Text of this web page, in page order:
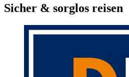
Sicher & sorglos reisen